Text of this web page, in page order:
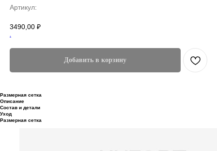
Артикул:
3490,00 ₽
Добавить в корзину
Размерная сетка
Описание
Состав и детали
Уход
Размерная сетка